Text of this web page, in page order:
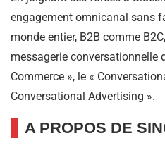
engagement omnicanal sans
monde entier, B2B comme
messagerie conversationnelle
Commerce », le «
Conversational Advertising ».
A PROPOS DE